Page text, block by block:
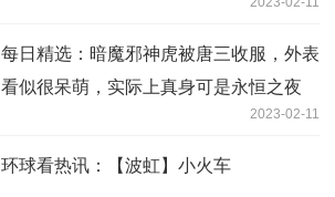
每日精选：暗魔邪神虎被唐三收服，外表
看似很呆萌，实际上真身可是永恒之夜
2023-02-11
环球看热讯：【波虹】小火车